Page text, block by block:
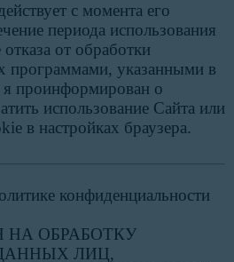
с момента его
периода использования
от обработки
программами, указанными в
проинформирован о
использование Сайта или
в настройках браузера.
конфиденциальности
ОБРАБОТКУ
ЛИЦ,